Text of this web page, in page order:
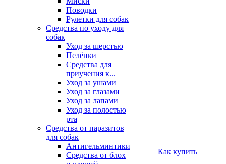
Поводки
Рулетки для собак
Средства по уходу для
собак
Уход за шерстью
Пелёнки
Средства для
приучения к...
Уход за ушами
Уход за глазами
Уход за лапами
Уход за полостью
рта
Средства от паразитов
для собак
Антигельминтики
Средства от блох
Как купить